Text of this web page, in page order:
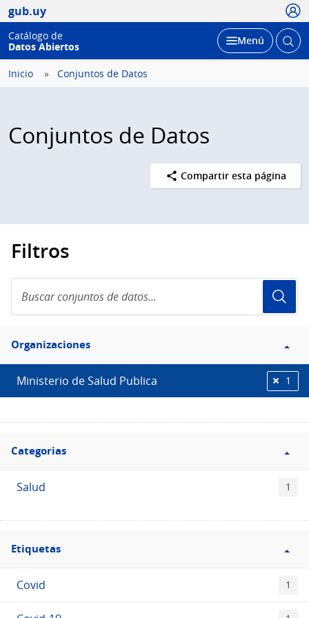
gub.uy
Catálogo de
Datos Abiertos
Desplegar
Menú Abrir
Inicio Conjuntos de Datos
Conjuntos de Datos
Compartir esta página
Filtros
conjuntos
de
Filtro
Organizaciones
Organizaciones
Ministerio de Salud Publica 1
Filtro
Categorias
Categorias
Salud 1
Filtro
Etiquetas
Etiquetas
Covid 1